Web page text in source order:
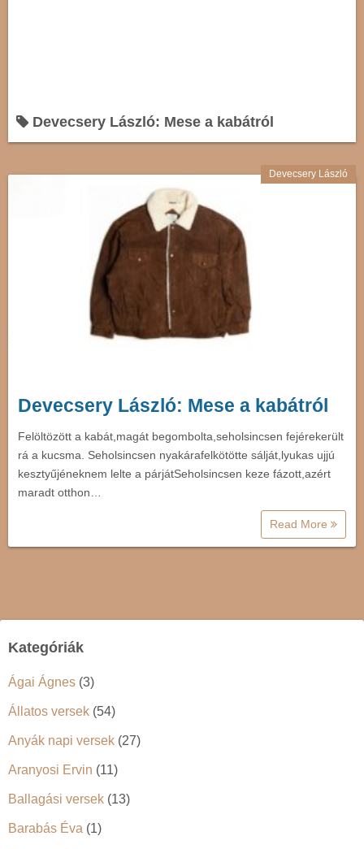
Devecsery László: Mese a kabátról
Devecsery László
Devecsery László: Mese a kabátról
Felöltözött a kabát,magát begombolta,seholsincsen fejérekerült
rá a kucsma. Seholsincsen nyakárafelkötötte sálját,lyukas ujjú
kesztyűjéneknem lelte a párjátSeholsincsen keze fázott,azért
maradt otthon…
Read More
Kategóriák
Ágai Ágnes (3)
Állatos versek (54)
Anyák napi versek (27)
Aranyosi Ervin (11)
Ballagási versek (13)
Barabás Éva (1)